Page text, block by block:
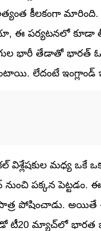
కీలకంగా మారింది.
పర్యటనలో కూడా
భారీ తేడాతో భారత్
లేదంటే ఇంగ్లాండ్
విశ్లేషకుల మధ్య
నుంచి పక్కన
పోషించాడు.
టీ20 మ్యాచ్‌లో భారత